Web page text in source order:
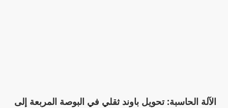
الآلة الحاسبة: تحويل باوند ثقلي في البوصة المربعة إلى